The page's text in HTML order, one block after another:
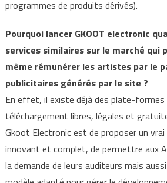
programmes de produits dérivés).
Pourquoi lancer GKOOT electronic
services similaires sur le marché qui
même rémunérer les artistes par le
publicitaires générés par le site ?
En effet, il existe déjà des plate-formes
téléchargement libres, légales et
Gkoot Electronic est de proposer un
innovant et complet, de permettre aux
la demande de leurs auditeurs mais